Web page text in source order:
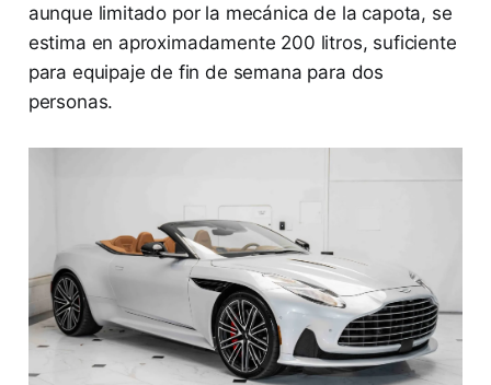
aunque limitado por la mecánica de la capota, se
estima en aproximadamente 200 litros, suficiente
para equipaje de fin de semana para dos
personas.